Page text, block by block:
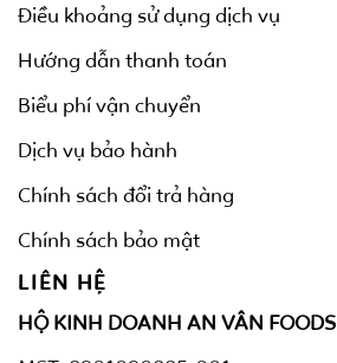
Điều khoảng sử dụng dịch vụ
Hướng dẫn thanh toán
Biểu phí vận chuyển
Dịch vụ bảo hành
Chính sách đổi trả hàng
Chính sách bảo mật
LIÊN HỆ
HỘ KINH DOANH AN VÂN FOODS